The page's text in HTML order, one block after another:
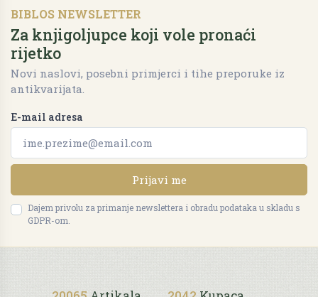
BIBLOS NEWSLETTER
Za knjigoljupce koji vole pronaći
rijetko
Novi naslovi, posebni primjerci i tihe preporuke iz
antikvarijata.
E-mail adresa
Prijavi me
Dajem privolu za primanje newslettera i obradu podataka u skladu s
GDPR-om.